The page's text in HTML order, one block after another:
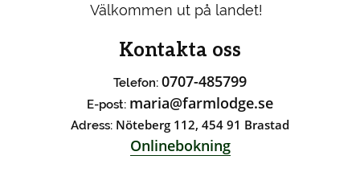
Välkommen ut på landet!
Kontakta oss
Telefon: 0707-485799
E-post: maria@farmlodge.se
Adress: Nöteberg 112, 454 91 Brastad
Onlinebokning